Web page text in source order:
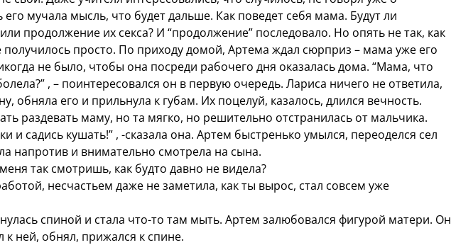
его мучала мысль, что будет дальше. Как поведет себя мама. Будут ли
продолжение их секса? И “продолжение” последовало. Но опять не так, как
просто. По приходу домой, Артема ждал сюрприз – мама уже его
не было, чтобы она посреди рабочего дня оказалась дома. “Мама, что
, – поинтересовался он в первую очередь. Лариса ничего не ответила,
обняла его и прильнула к губам. Их поцелуй, казалось, длился вечность.
раздевать маму, но та мягко, но решительно отстранилась от мальчика.
и садись кушать!” , -сказала она. Артем быстренько умылся, переоделся сел
напротив и внимательно смотрела на сына.
так смотришь, как будто давно не видела?
несчастьем даже не заметила, как ты вырос, стал совсем уже
спиной и стала что-то там мыть. Артем залюбовался фигурой матери. Он
ней, обнял, прижался к спине.